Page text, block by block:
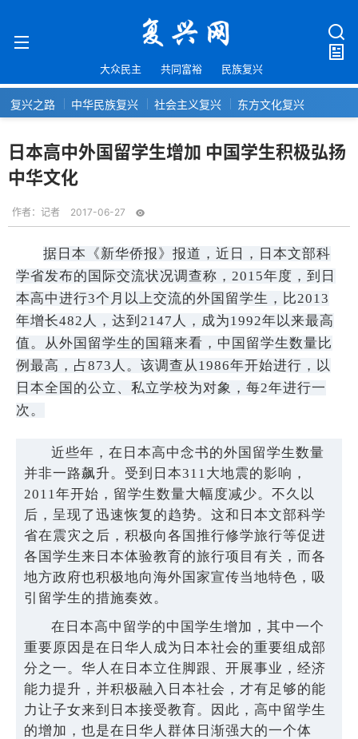
大众民主 共同富裕 民族复兴
复兴之路 中华民族复兴 社会主义复兴 东方文化复兴
日本高中外国留学生增加 中国学生积极弘扬
中华文化
作者： 记者 2017-06-27
据日本《新华侨报》报道，近日，日本文部科
学省发布的国际交流状况调查称，2015年度，到日
本高中进行3个月以上交流的外国留学生，比2013
年增长482人，达到2147人，成为1992年以来最高
值。从外国留学生的国籍来看，中国留学生数量比
例最高，占873人。该调查从1986年开始进行，以
日本全国的公立、私立学校为对象，每2年进行一
次。
近些年，在日本高中念书的外国留学生数量
并非一路飙升。受到日本311大地震的影响，
2011年开始，留学生数量大幅度减少。不久以
后，呈现了迅速恢复的趋势。这和日本文部科学
省在震灾之后，积极向各国推行修学旅行等促进
各国学生来日本体验教育的旅行项目有关，而各
地方政府也积极地向海外国家宣传当地特色，吸
引留学生的措施奏效。
在日本高中留学的中国学生增加，其中一个
重要原因是在日华人成为日本社会的重要组成部
分之一。华人在日本立住脚跟、开展事业，经济
能力提升，并积极融入日本社会，才有足够的能
力让子女来到日本接受教育。因此，高中留学生
的增加，也是在日华人群体日渐强大的一个体